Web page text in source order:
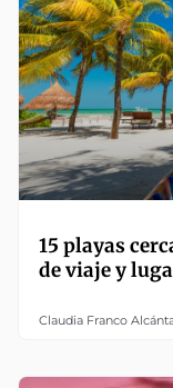
15 playas
de viaje y
Claudia Franco